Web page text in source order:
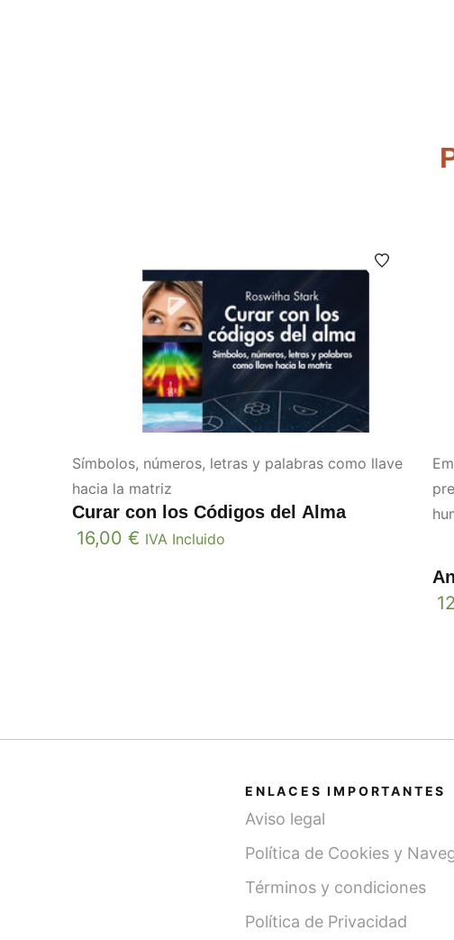
Símbolos, números, letras y palabras como llave
hacia la matriz
Curar con los Códigos del Alma
16,00 € IVA Incluido
ENLACES IMPORTANTES
Aviso legal
Política de Cookies y
Términos y condiciones
Política de Privacidad